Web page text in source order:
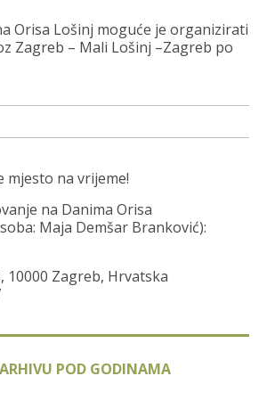
Orisa Lošinj moguće je organizirati
Zagreb – Mali Lošinj –Zagreb po
mjesto na vrijeme!
na Danima Orisa
Maja Demšar Branković):
10000 Zagreb, Hrvatska
POD GODINAMA